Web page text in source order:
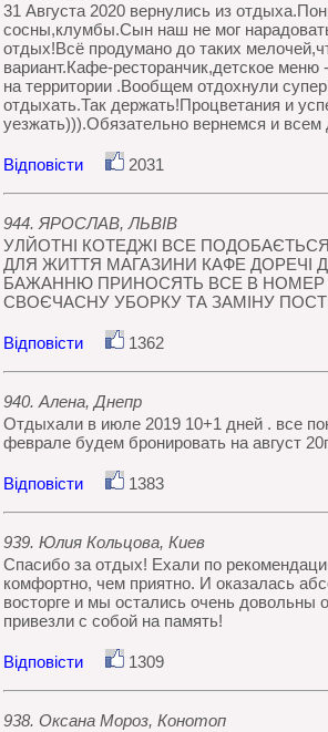
31 Августа 2020 вернулись из
сосны,клумбы.Сын наш не мог
отдых!Всё продумано до таких
вариант.Кафе-ресторанчик,детское
на территории .Вообщем отдохнули
отдыхать.Так держать!Процветания и
уезжать))).Обязательно вернемся и
Відповісти 2031
944. ЯРОСЛАВ, ЛЬВІВ
УЛЙОТНІ КОТЕДЖІ ВСЕ
ДЛЯ ЖИТТЯ МАГАЗИНИ КАФЕ
БАЖАННЮ ПРИНОСЯТЬ ВСЕ В НОМЕР
СВОЄЧАСНУ УБОРКУ ТА ЗАМІНУ
Відповісти 1362
940. Алена, Днепр
Отдыхали в июле 2019 10+1 дней . все
феврале будем бронировать на август
Відповісти 1383
939. Юлия Кольцова, Киев
Спасибо за отдых! Ехали по
комфортно, чем приятно. И оказалась
восторге и мы остались очень
привезли с собой на память!
Відповісти 1309
938. Оксана Мороз, Конотоп